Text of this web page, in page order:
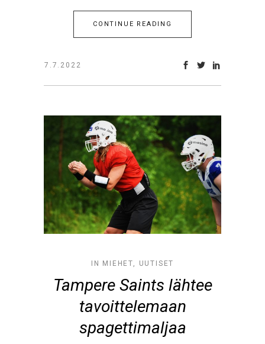
CONTINUE READING
7.7.2022
IN MIEHET, UUTISET
Tampere Saints lähtee
tavoittelemaan
spagettimaljaa